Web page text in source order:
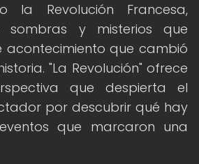
la Revolución Francesa,
sombras y misterios que
acontecimiento que cambió
"La Revolución" ofrece
que despierta el
por descubrir qué hay
que marcaron una